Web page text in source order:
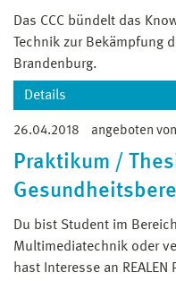
Bei Interesse bitte direkt
(n.wolff@wings.hs-
Das CCC bündelt das
Technik zur Bekämpfung
Brandenburg.
Details
Schwerpunkt
Mehr Informationen
26.04.2018 angeboten von
Praktikum /
Du bist Student im
Multimediatechnik oder
hast Interesse an